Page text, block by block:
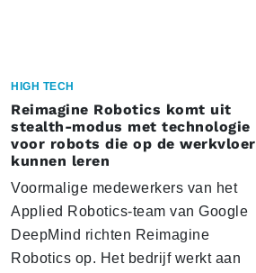
HIGH TECH
Reimagine Robotics komt uit
stealth-modus met technologie
voor robots die op de werkvloer
kunnen leren
Voormalige medewerkers van het
Applied Robotics-team van Google
DeepMind richten Reimagine
Robotics op. Het bedrijf werkt aan